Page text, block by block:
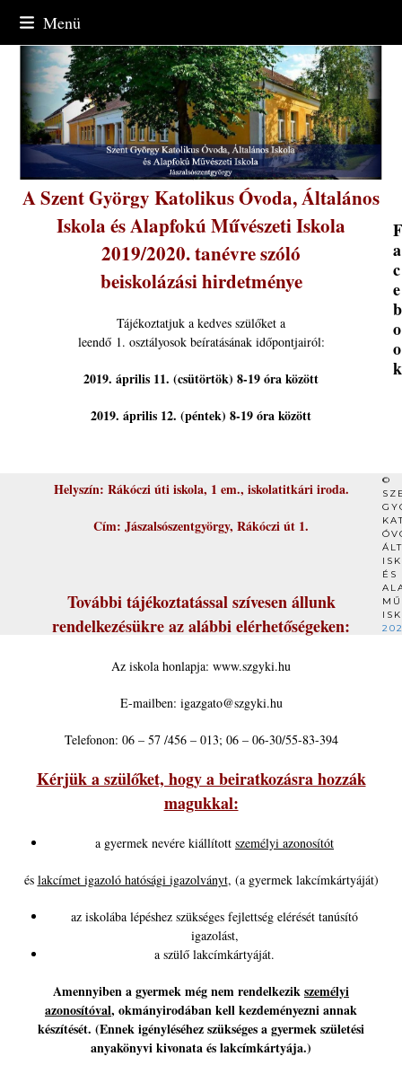
content
Menü
A Szent György Katolikus Óvoda, Általános
Iskola és Alapfokú Művészeti Iskola
2019/2020. tanévre szóló
beiskolázási hirdetménye
Tájékoztatjuk a kedves szülőket a
leendő 1. osztályosok beíratásának időpontjairól:
2019. április 11. (csütörtök) 8-19 óra között
2019. április 12. (péntek) 8-19 óra között
Helyszín: Rákóczi úti iskola, 1 em., iskolatitkári iroda.
Cím: Jászalsószentgyörgy, Rákóczi út 1.
További tájékoztatással szívesen állunk
rendelkezésükre az alábbi elérhetőségeken:
Az iskola honlapja: www.szgyki.hu
E-mailben: igazgato@szgyki.hu
Telefonon: 06 – 57 /456 – 013; 06 – 06-30/55-83-394
Kérjük a szülőket, hogy a beiratkozásra hozzák
magukkal:
a gyermek nevére kiállított személyi azonosítót
és lakcímet igazoló hatósági igazolványt, (a gyermek lakcímkártyáját)
az iskolába lépéshez szükséges fejlettség elérését tanúsító
igazolást,
a szülő lakcímkártyáját.
Amennyiben a gyermek még nem rendelkezikszemélyi
azonosítóval, okmányirodában kell kezdeményezni annak
készítését. (Ennek igényléséhez szükséges a gyermek születési
anyakönyvi kivonata és lakcímkártyája.)
a
c
e
b
o
o
k
©
ÉS